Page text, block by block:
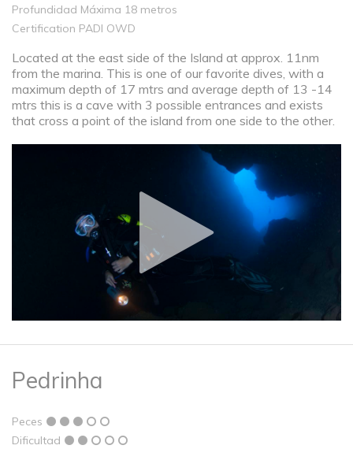
Profundidad Máxima 18 metros
Certification PADI OWD
Located at the east side of the Island at approx. 11nm
from the marina. This is one of our favorite dives, with a
maximum depth of 17 mtrs and average depth of 13 -14
mtrs this is a cave with 3 possible entrances and exists
that cross a point of the island from one side to the other.
Pedrinha
Peces
Dificultad